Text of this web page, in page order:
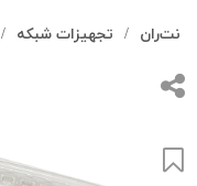
جستجوهای
شما
#کابل شبکه
بیشترین
جستجوهای
نت‌ران تجهیزات شبکه